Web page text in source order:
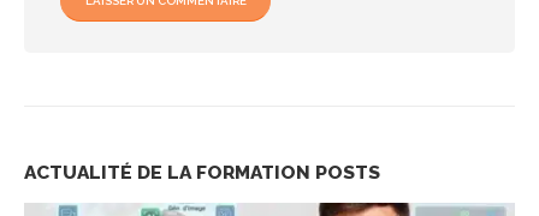
ACTUALITÉ DE LA FORMATION POSTS